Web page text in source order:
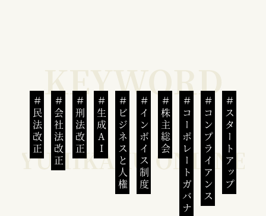
民法改正 会社法改正 刑法改正 生成AI ビジネスと人権インボイス制度 株主総会 コーポレートガバナンスコンプライアンススタートアップ